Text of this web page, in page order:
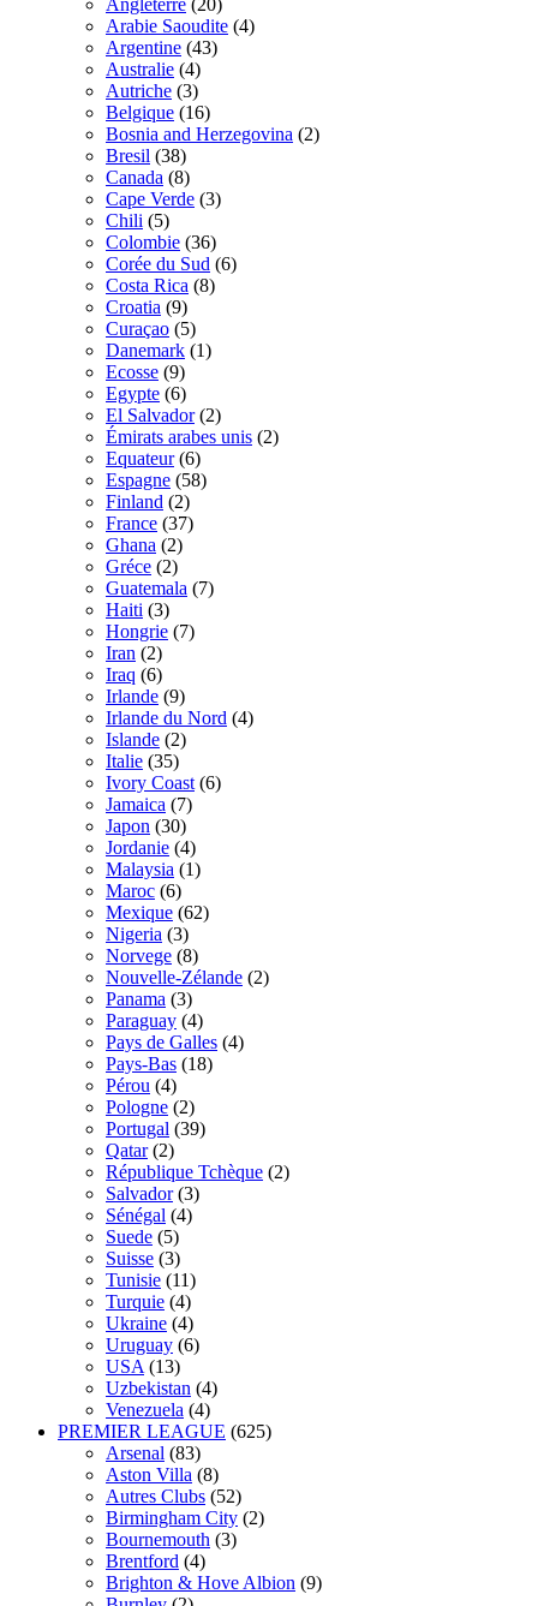
Arabie Saoudite (4)
Argentine (43)
Australie (4)
Autriche (3)
Belgique (16)
Bosnia and Herzegovina (2)
Bresil (38)
Canada (8)
Cape Verde (3)
Chili (5)
Colombie (36)
Corée du Sud (6)
Costa Rica (8)
Croatia (9)
Curaçao (5)
Danemark (1)
Ecosse (9)
Egypte (6)
El Salvador (2)
Émirats arabes unis (2)
Equateur (6)
Espagne (58)
Finland (2)
France (37)
Ghana (2)
Gréce (2)
Guatemala (7)
Haiti (3)
Hongrie (7)
Iran (2)
Iraq (6)
Irlande (9)
Irlande du Nord (4)
Islande (2)
Italie (35)
Ivory Coast (6)
Jamaica (7)
Japon (30)
Jordanie (4)
Malaysia (1)
Maroc (6)
Mexique (62)
Nigeria (3)
Norvege (8)
Nouvelle-Zélande (2)
Panama (3)
Paraguay (4)
Pays de Galles (4)
Pays-Bas (18)
Pérou (4)
Pologne (2)
Portugal (39)
Qatar (2)
République Tchèque (2)
Salvador (3)
Sénégal (4)
Suede (5)
Suisse (3)
Tunisie (11)
Turquie (4)
Ukraine (4)
Uruguay (6)
USA (13)
Uzbekistan (4)
Venezuela (4)
PREMIER LEAGUE (625)
Arsenal (83)
Aston Villa (8)
Autres Clubs (52)
Birmingham City (2)
Bournemouth (3)
Brentford (4)
Brighton & Hove Albion (9)